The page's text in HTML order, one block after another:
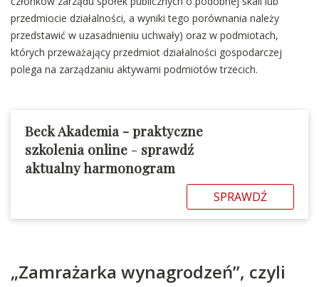
przedmiocie działalności, a wyniki tego porównania należy
przedstawić w uzasadnieniu uchwały) oraz w podmiotach,
których przeważający przedmiot działalności gospodarczej
polega na zarządzaniu aktywami podmiotów trzecich.
Beck Akademia - praktyczne
szkolenia online - sprawdź
aktualny harmonogram
SPRAWDŹ
„Zamrażarka wynagrodzeń”, czyli